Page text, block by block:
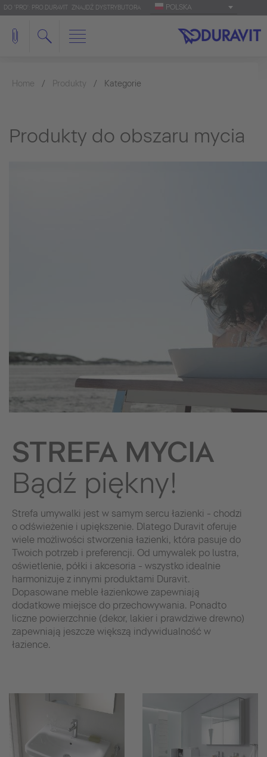
DO 'PRO': PRO.DURAVIT ZNAJDŹ DYSTRYBUTORA POLSKA
Home Produkty Kategorie
Produkty do obszaru mycia
STREFA MYCIA
Bądź piękny!
Strefa umywalki jest w samym sercu łazienki - chodzi
o odświeżenie i upiększenie. Dlatego Duravit oferuje
wiele możliwości stworzenia łazienki, która pasuje do
Twoich potrzeb i preferencji. Od umywalek po lustra,
oświetlenie, półki i akcesoria - wszystko idealnie
harmonizuje z innymi produktami Duravit.
Dopasowane meble łazienkowe zapewniają
dodatkowe miejsce do przechowywania. Ponadto
liczne powierzchnie (dekor, lakier i prawdziwe drewno)
zapewniają jeszcze większą indywidualność w
łazience.